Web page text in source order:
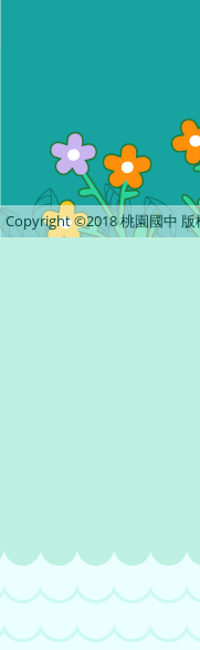
Copyright ©2018 桃園國中